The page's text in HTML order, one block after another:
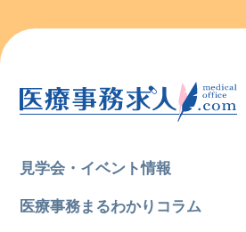
見学会・イベント情報
医療事務まるわかりコラム
各支店担当よりご連絡させていただきます。